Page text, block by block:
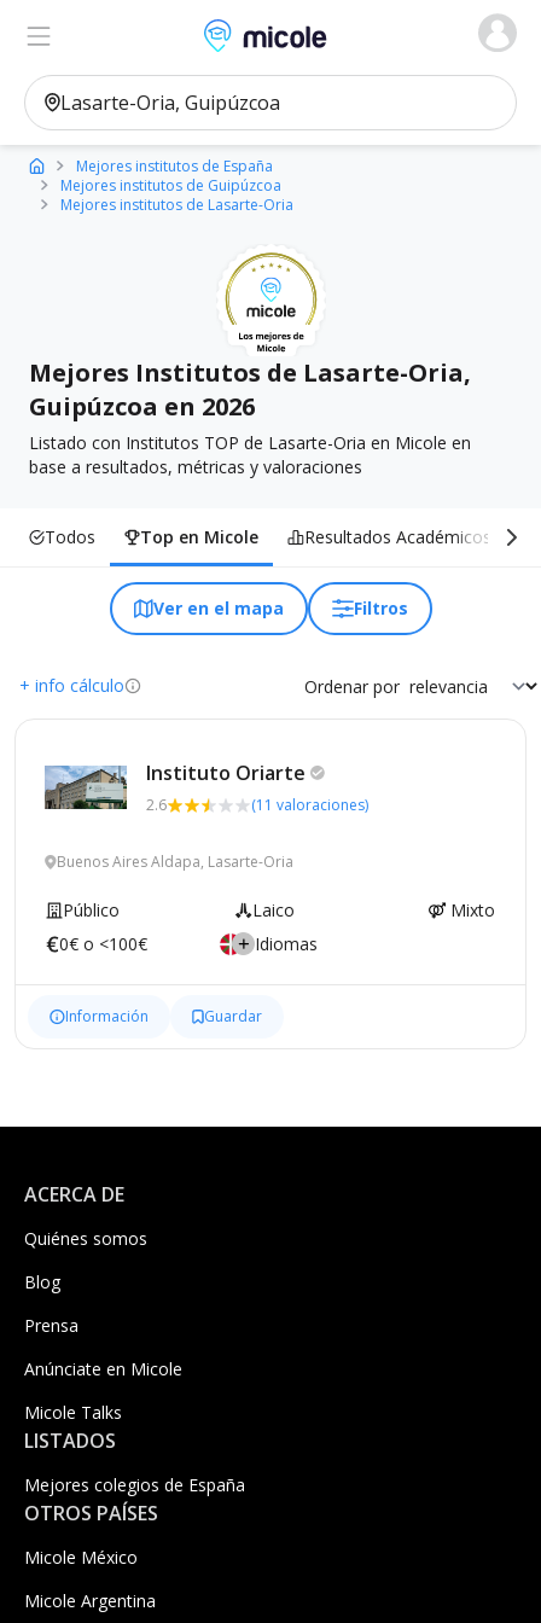
Micole, buscador de colegios
Ver en el mapa
Mejores institutos de España
Mejores institutos de Guipúzcoa
Mejores institutos de Lasarte-Oria
Mejores Institutos de Lasarte-Oria,
Guipúzcoa en 2026
Listado con Institutos TOP de Lasarte-Oria en Micole en
base a resultados, métricas y valoraciones
Todos Top en Micole Resultados Académicos
Ver en el mapa Filtros
+ info cálculo Ordenar por
Instituto Oriarte
2.6 (11 valoraciones)
Buenos Aires Aldapa, Lasarte-Oria
Público Laico
Mixto
0€ o <100€
Idiomas
Información Guardar
ACERCA DE
Quiénes somos
Blog
Prensa
Anúnciate en Micole
Micole Talks
LISTADOS
Mejores colegios de España
OTROS PAÍSES
Micole México
Micole Argentina